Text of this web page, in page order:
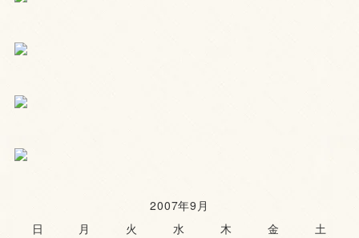
2007年9月
日
月 火 水 木 金 土